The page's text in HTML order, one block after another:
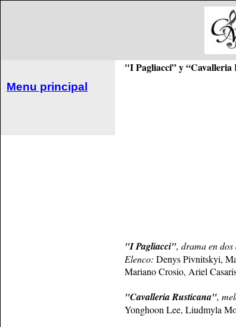
Menu principal
"I Pagliacci” y “Cavalleria
"I Pagliacci", drama en dos
Elenco: Denys Pivnitskyi,
Mariano Crosio, Ariel
"Cavalleria Rusticana",
Yonghoon Lee, Liudmyla